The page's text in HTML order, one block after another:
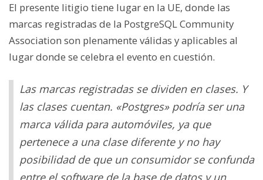
El presente litigio tiene lugar en la UE, donde las
marcas registradas de la PostgreSQL Community
Association son plenamente válidas y aplicables al
lugar donde se celebra el evento en cuestión.
Las marcas registradas se dividen en clases. Y
las clases cuentan. «Postgres» podría ser una
marca válida para automóviles, ya que
pertenece a una clase diferente y no hay
posibilidad de que un consumidor se confunda